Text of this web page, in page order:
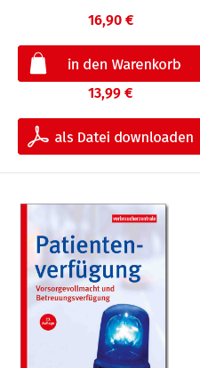
16,90 €
13,99 €